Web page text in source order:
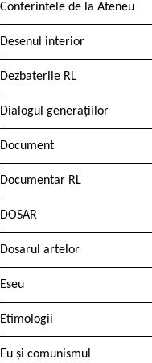
Conferintele de la Ateneu
Desenul interior
Dezbaterile RL
Dialogul generațiilor
Document
Documentar RL
DOSAR
Dosarul artelor
Eseu
Etimologii
Eu și comunismul